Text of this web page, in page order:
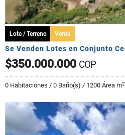
Lote / Terreno Venta
$350.000.000 COP
0 Habitaciones / 0 Baño(s) / 1200 Área m2